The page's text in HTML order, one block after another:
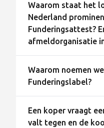
Waarom staat het
Nederland
Funderingsattest?
afmeldorganisatie
Waarom noemen
Funderingslabel?
Een koper vraagt
valt tegen en de